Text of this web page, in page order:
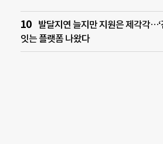
발달지연 늘지만 지원은 제각각…‘
잇는 플랫폼 나왔다